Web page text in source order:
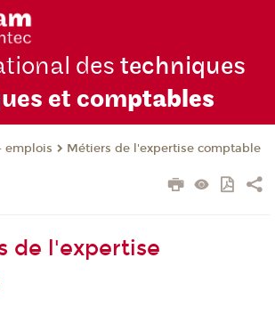
destechniques
et comptables
emplois Métiers de l'expertise comptable
de l'expertise